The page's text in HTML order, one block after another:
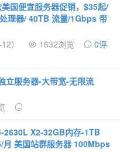
国便宜服务器促销，$35起/
理器/ 40TB 流量/1Gbps 带
）
1632浏览
0评
服务器-大带宽-无限流
2630L X2-32GB内存-1TB
美国站群服务器 100Mbps